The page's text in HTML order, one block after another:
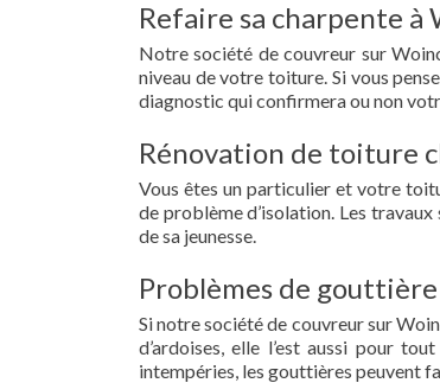
Refaire sa charpente à
Notre société de couvreur sur
niveau de votre toiture. Si vous
diagnostic qui confirmera ou non
Rénovation de toiture
Vous êtes un particulier et votre
de problème d’isolation. Les
de sa jeunesse.
Problèmes de gouttière
Si notre société de couvreur sur
d’ardoises, elle l’est aussi pour
intempéries, les gouttières peuvent